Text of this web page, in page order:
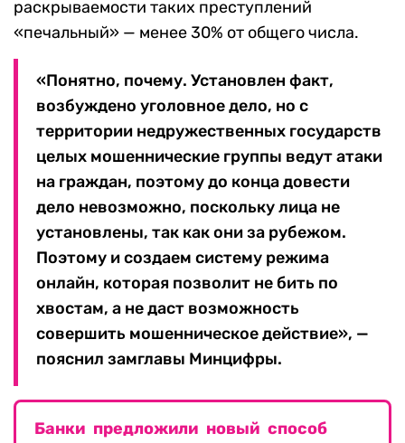
раскрываемости таких преступлений
«печальный» — менее 30% от общего числа.
«Понятно, почему. Установлен факт,
возбуждено уголовное дело, но с
территории недружественных государств
целых мошеннические группы ведут атаки
на граждан, поэтому до конца довести
дело невозможно, поскольку лица не
установлены, так как они за рубежом.
Поэтому и создаем систему режима
онлайн, которая позволит не бить по
хвостам, а не даст возможность
совершить мошенническое действие», —
пояснил замглавы Минцифры.
Банки предложили новый способ